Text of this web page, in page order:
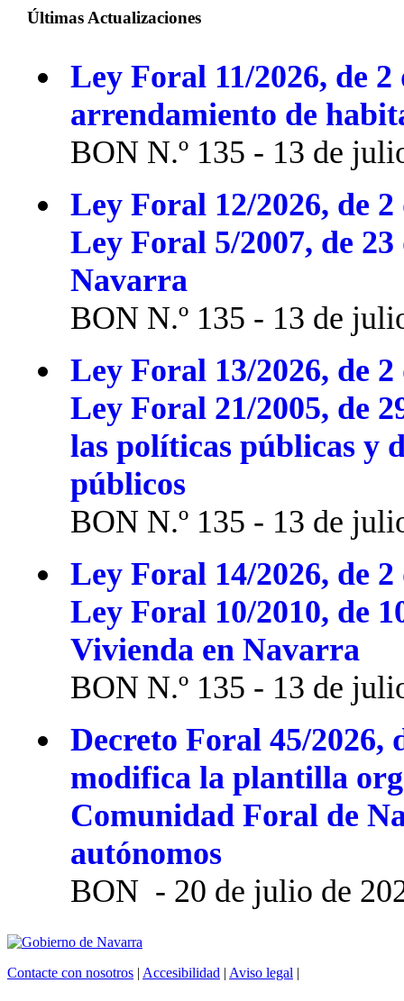
Últimas Actualizaciones
Ley Foral 11/2026, de
arrendamiento de
BON N.º 135 - 13 de
Ley Foral 12/2026, de
Ley Foral 5/2007, de
Navarra
BON N.º 135 - 13 de
Ley Foral 13/2026, de
Ley Foral 21/2005, de
las políticas públicas y
públicos
BON N.º 135 - 13 de
Ley Foral 14/2026, de
Ley Foral 10/2010, de
Vivienda en Navarra
BON N.º 135 - 13 de
Decreto Foral 45/2026,
modifica la plantilla
Comunidad Foral de
autónomos
BON - 20 de julio de
Contacte con nosotros | Accesibilidad | Aviso legal |